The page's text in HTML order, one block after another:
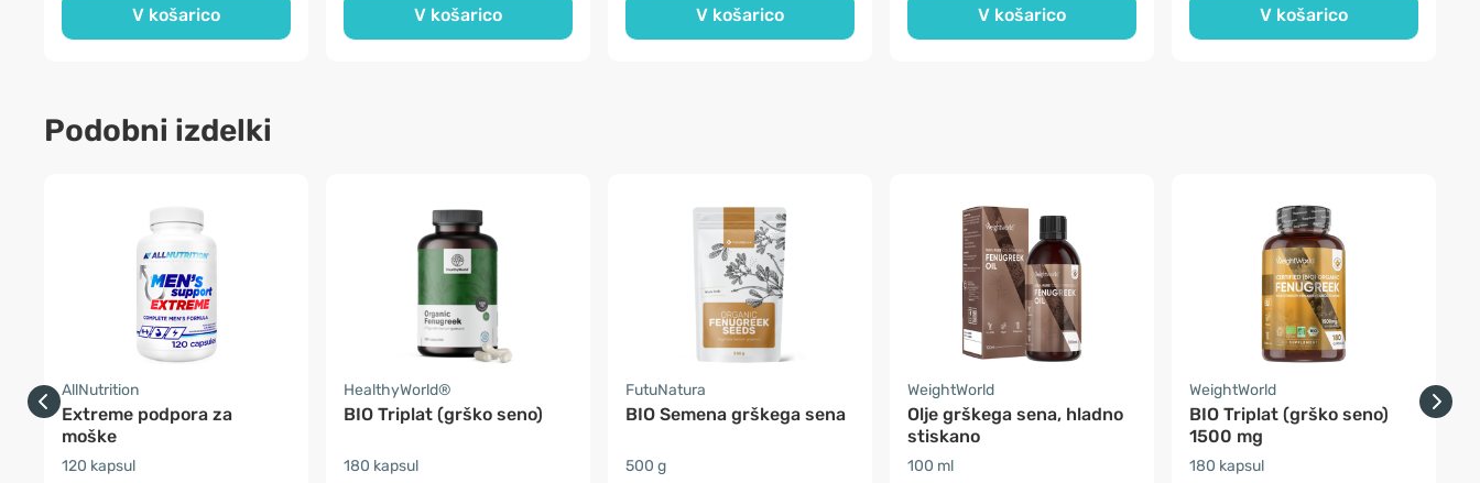
V košarico V košarico V košarico V košarico V košarico
Podobni izdelki
AllNutrition
Extreme podpora za
moške
120 kapsul
HealthyWorld®
BIO Triplat (grško seno)
180 kapsul
FutuNatura
BIO Semena grškega sena
500 g
WeightWorld
Olje grškega sena, hladno
stiskano
100 ml
WeightWorld
BIO Triplat (grško seno)
1500 mg
180 kapsul